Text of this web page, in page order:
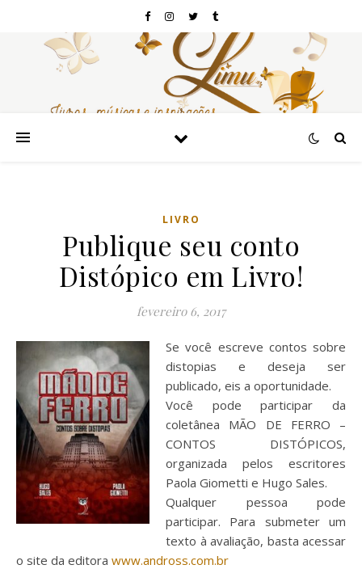
LIVRO
Publique seu conto
Distópico em Livro!
fevereiro 6, 2017
Se você escreve contos sobre
distopias e deseja ser
publicado, eis a oportunidade.
Você pode participar da
coletânea MÃO DE FERRO –
CONTOS DISTÓPICOS,
organizada pelos escritores
Paola Giometti e Hugo Sales.
Qualquer pessoa pode
participar. Para submeter um
texto à avaliação, basta acessar
o site da editora www.andross.com.br